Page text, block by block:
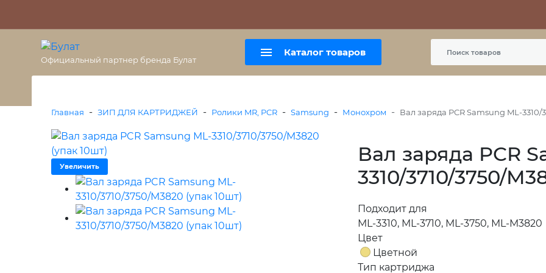
+7 (495) 477-56-25
Официальный партнер бренда Булат
Каталог товаров
Главная - ЗИП ДЛЯ КАРТРИДЖЕЙ - Ролики MR, PCR - Samsung - Монохром - Вал заряда PCR Samsung ML-3310/
Увеличить
Вал заряда PCR
3310/3710/3750/
Подходит для
ML-3310, ML-3710, ML-3750, ML-M3820
Цвет
Цветной
Тип картриджа